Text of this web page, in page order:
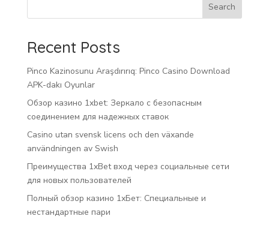
Search
Recent Posts
Pinco Kazinosunu Araşdırırıq: Pinco Casino Download
APK-dakı Oyunlar
Обзор казино 1xbet: Зеркало с безопасным
соединением для надежных ставок
Casino utan svensk licens och den växande
användningen av Swish
Преимущества 1xBet вход через социальные сети
для новых пользователей
Полный обзор казино 1хБет: Специальные и
нестандартные пари